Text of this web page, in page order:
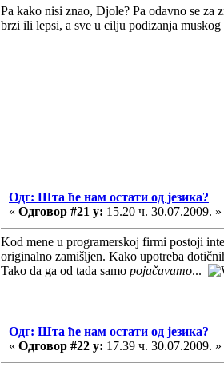
Pa kako nisi znao, Djole? Pa odavno se
brzi ili lepsi, a sve u cilju podizanja
Одг: Шта ће нам остати од језика?
« Одговор #21 у: 15.20 ч. 30.07.2009. »
Kod mene u programerskoj firmi postoji
originalno zamišljen. Kako upotreba
Tako da ga od tada samo pojačavamo...
Одг: Шта ће нам остати од језика?
« Одговор #22 у: 17.39 ч. 30.07.2009. »